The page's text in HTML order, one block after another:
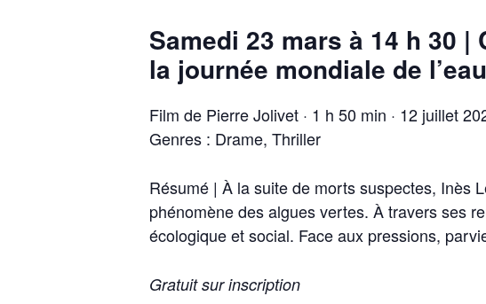
Samedi 23 mars à 14 h 30 |
la journée mondiale de l’eau
Film de Pierre Jolivet · 1 h 50 min · 12 juillet
Genres : Drame, Thriller
Résumé | À la suite de morts suspectes, Inès
phénomène des algues vertes. À travers ses
écologique et social. Face aux pressions,
Gratuit sur inscription